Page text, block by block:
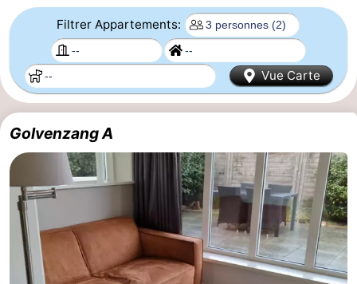
Webcam
la
nuit
Appartements
-
Park
Loverendale
-
Résidence
Wijngaerde
Campings
Chambre
d'hôtes
Chaumières
Filtrer Appartements:
Vue Carte
Golvenzang A